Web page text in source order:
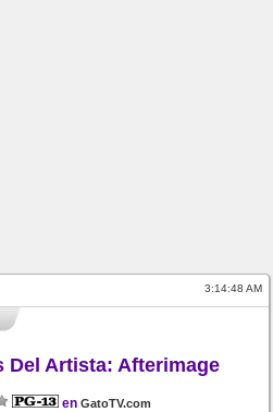
3:14:48 AM
Del Artista: Afterimage
en GatoTV.com